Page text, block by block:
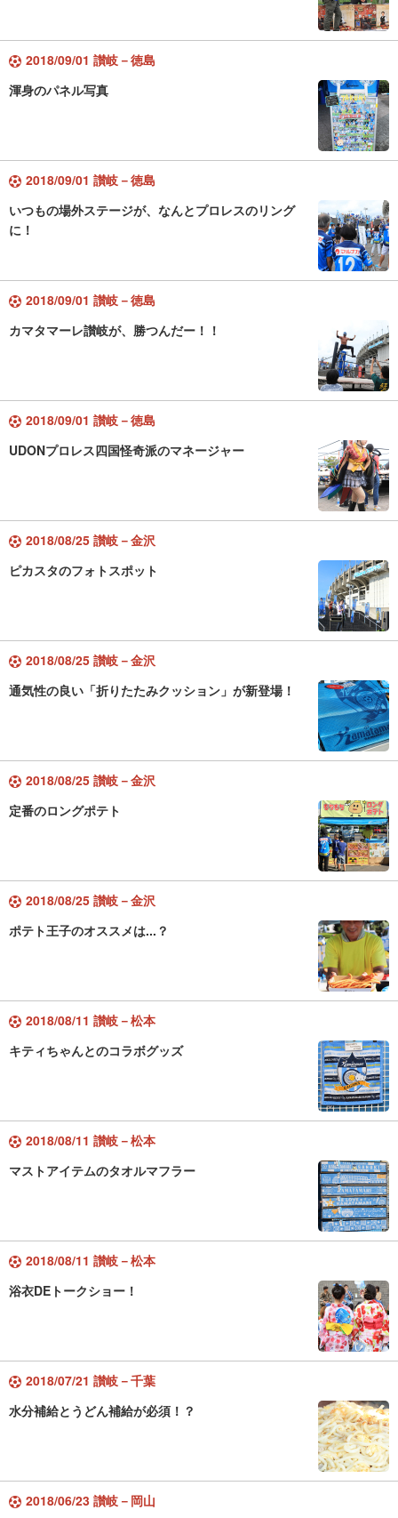
2018/09/01 讃岐－徳島
渾身のパネル写真
2018/09/01 讃岐－徳島
いつもの場外ステージが、なんとプロレスのリング
に！
2018/09/01 讃岐－徳島
カマタマーレ讃岐が、勝つんだー！！
2018/09/01 讃岐－徳島
UDONプロレス四国怪奇派のマネージャー
2018/08/25 讃岐－金沢
ピカスタのフォトスポット
2018/08/25 讃岐－金沢
通気性の良い「折りたたみクッション」が新登場！
2018/08/25 讃岐－金沢
定番のロングポテト
2018/08/25 讃岐－金沢
ポテト王子のオススメは...？
2018/08/11 讃岐－松本
キティちゃんとのコラボグッズ
2018/08/11 讃岐－松本
マストアイテムのタオルマフラー
2018/08/11 讃岐－松本
浴衣DEトークショー！
2018/07/21 讃岐－千葉
水分補給とうどん補給が必須！？
2018/06/23 讃岐－岡山